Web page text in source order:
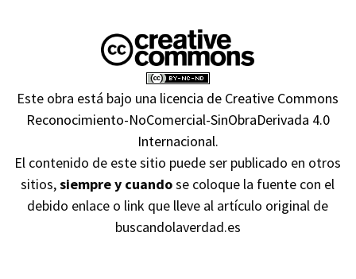
Este obra está bajo una licencia de Creative Commons
Reconocimiento-NoComercial-SinObraDerivada 4.0
Internacional.
El contenido de este sitio puede ser publicado en otros
sitios,siempre y cuandose coloque la fuente con el
debido enlace o link que lleve al artículo original de
buscandolaverdad.es